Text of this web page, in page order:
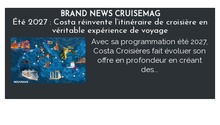
BRAND NEWS CRUISEMAG
Été 2027 : Costa réinvente l’itinéraire de croisière en
véritable expérience de voyage
Avec sa programmation été 2027,
Costa Croisières fait évoluer son
offre en profondeur en créant
des...